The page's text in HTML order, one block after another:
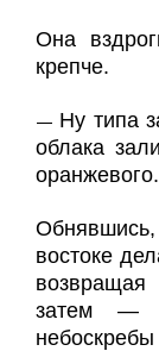
Она
крепче.
— Ну типа
облака
востоке
затем —